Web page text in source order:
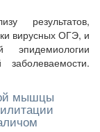
результатов,
вирусных ОГЭ, и
эпидемиологии
мышцы